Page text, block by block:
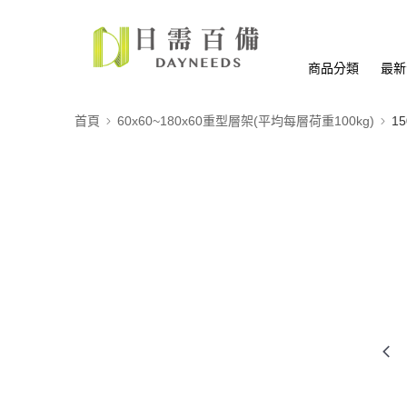
商品分類 最
首頁 60x60~180x60重型層架(平均每層荷重100kg)